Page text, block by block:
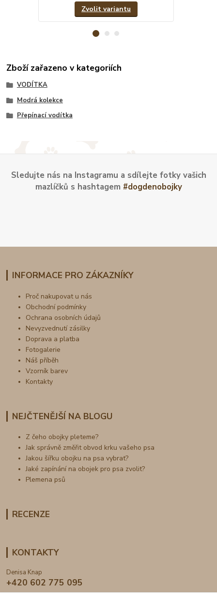
Zvolit variantu
Zboží zařazeno v kategoriích
VODÍTKA
Modrá kolekce
Přepínací vodítka
Sledujte nás na Instagramu a sdílejte fotky vašich
mazlíčků s hashtagem #dogdenobojky
INFORMACE PRO ZÁKAZNÍKY
Proč nakupovat u nás
Obchodní podmínky
Ochrana osobních údajů
Nevyzvednutí zásilky
Doprava a platba
Fotogalerie
Náš příběh
Vzorník barev
Kontakty
NEJČTENĚJŠÍ NA BLOGU
Z čeho obojky pleteme?
Jak správně změřit obvod krku vašeho psa
Jakou šířku obojku na psa vybrat?
Jaké zapínání na obojek pro psa zvolit?
Plemena psů
RECENZE
KONTAKTY
Denisa Knap
+420 602 775 095